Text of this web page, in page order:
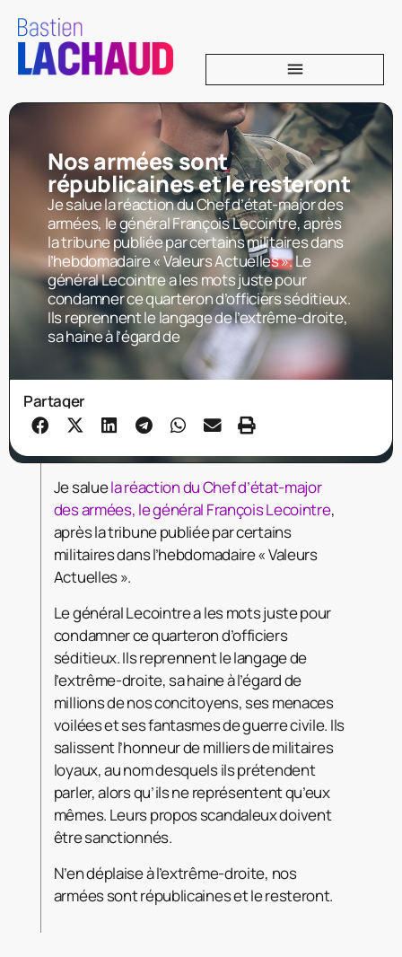
Nos armées sont
républicaines et le resteront
Je salue la réaction du Chef d’état-major des
armées, le général François Lecointre, après
la tribune publiée par certains militaires dans
l’hebdomadaire « Valeurs Actuelles ». Le
général Lecointre a les mots juste pour
condamner ce quarteron d’officiers séditieux.
Ils reprennent le langage de l’extrême-droite,
sa haine à l’égard de
Partager
Je saluela réaction du Chef d’état-major
des armées, le général François Lecointre,
après la tribune publiée par certains
militaires dans l’hebdomadaire « Valeurs
Actuelles ».
Le général Lecointre a les mots juste pour
condamner ce quarteron d’officiers
séditieux. Ils reprennent le langage de
l’extrême-droite, sa haine à l’égard de
millions de nos concitoyens, ses menaces
voilées et ses fantasmes de guerre civile. Ils
salissent l’honneur de milliers de militaires
loyaux, au nom desquels ils prétendent
parler, alors qu’ils ne représentent qu’eux
mêmes. Leurs propos scandaleux doivent
être sanctionnés.
N’en déplaise à l’extrême-droite, nos
armées sont républicaines et le resteront.